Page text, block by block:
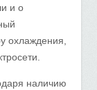
и о
охлаждения,
наличию